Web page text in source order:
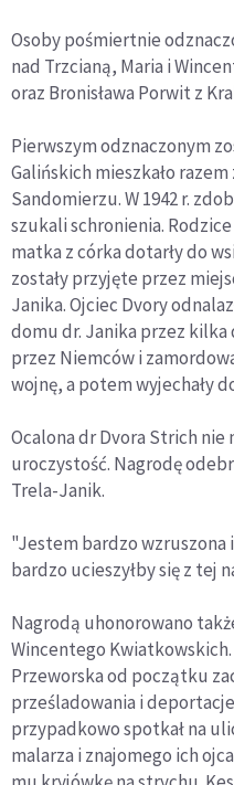
Osoby pośmiertnie
nad Trzcianą, Maria i
oraz Bronisława Porwit z
Pierwszym odznaczonym
Galińskich mieszkało
Sandomierzu. W 1942 r.
szukali schronienia.
matka z córka dotarły do
zostały przyjęte przez
Janika. Ojciec Dvory
domu dr. Janika przez kilka
przez Niemców i
wojnę, a potem wyjechały
Ocalona dr Dvora Strich nie
uroczystość. Nagrodę
Trela-Janik.
"Jestem bardzo wzruszona
bardzo ucieszyłby się z tej
Nagrodą uhonorowano
Wincentego
Przeworska od początku
prześladowania i
przypadkowo spotkał na
malarza i znajomego ich